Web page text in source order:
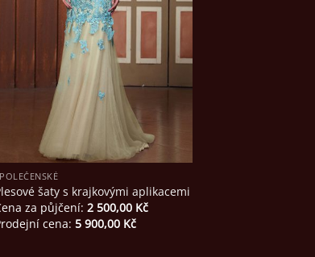
šaty s krajkovými aplikacemi
za půjčení: 2 500,00 Kč
cena: 5 900,00 Kč